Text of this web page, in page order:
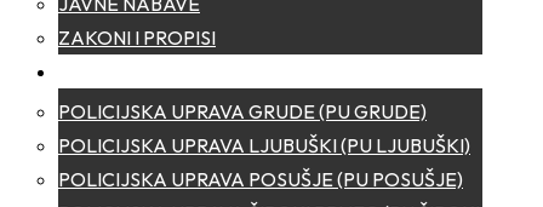
ZAKONI I PROPISI
POLICIJSKA UPRAVA GRUDE (PU GRUDE)
POLICIJSKA UPRAVA LJUBUŠKI (PU LJUBUŠKI)
POLICIJSKA UPRAVA POSUŠJE (PU POSUŠJE)